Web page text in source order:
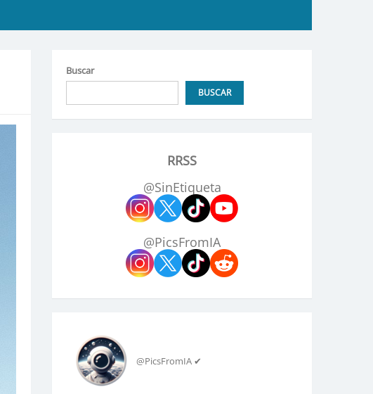
Buscar
BUSCAR
RRSS
@SinEtiqueta
@PicsFromIA
@PicsFromIA ✔